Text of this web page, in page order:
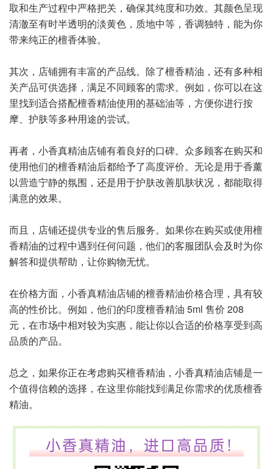
取和生产过程中严格把关，确保其纯度和功效。其颜色呈现
清澈至有时半透明的淡黄色，质地中等，香调独特，能为你
带来纯正的檀香体验。
其次，店铺拥有丰富的产品线。除了檀香精油，还有多种相
关产品可供选择，满足不同顾客的需求。例如，你可以在这
里找到适合搭配檀香精油使用的基础油等，方便你进行按
摩、护肤等多种用途的尝试。
再者，小香真精油店铺有着良好的口碑。众多顾客在购买和
使用他们的檀香精油后都给予了高度评价。无论是用于香薰
以营造宁静的氛围，还是用于护肤改善肌肤状况，都能取得
满意的效果。
而且，店铺还提供专业的售后服务。如果你在购买或使用檀
香精油的过程中遇到任何问题，他们的客服团队会及时为你
解答和提供帮助，让你购物无忧。
在价格方面，小香真精油店铺的檀香精油价格合理，具有较
高的性价比。例如，他们的印度檀香精油 5ml 售价 208
元，在市场中相对较为实惠，能让你以合适的价格享受到高
品质的产品。
总之，如果你正在考虑购买檀香精油，小香真精油店铺是一
个值得信赖的选择，在这里你能找到满足你需求的优质檀香
精油。